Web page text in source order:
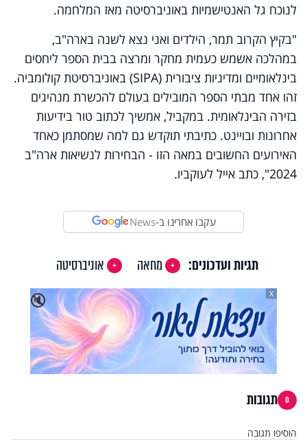
לנוכח גל האנטישמיות באוניברסיטה מאז המלחמה.
"בקיץ הקרוב תמר, הילדים ואני נצא לשנה בארה"ב,
במהלכה אשמש כעמית מחקר ומרצה בבית הספר ליחסים
בינלאומיים ומדיניות ציבורית (SIPA) באוניברסיטת קולומביה.
זהו אחד מבתי הספר המובילים בעולם להכשרת מנהיגים
בזירה הבינלאומית. במקביל, אמשיך לכתוב טור בידיעות
אחרונות ובויינט. כתיבתי תוקדש גם למה שמסתמן כאחד
האירועים החשובים במאה הזו - הבחירות לנשיאות ארה"ב
2024", כתב אייל לעוקביו.
עקבו אחרינו ב-News
תגיות ועדכונים: מחאה
אוניברסיטה
🔇
X
0 תגובות
הוסיפו תגובה